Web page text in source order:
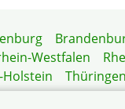
Westfalen
Holstein
Thüringen